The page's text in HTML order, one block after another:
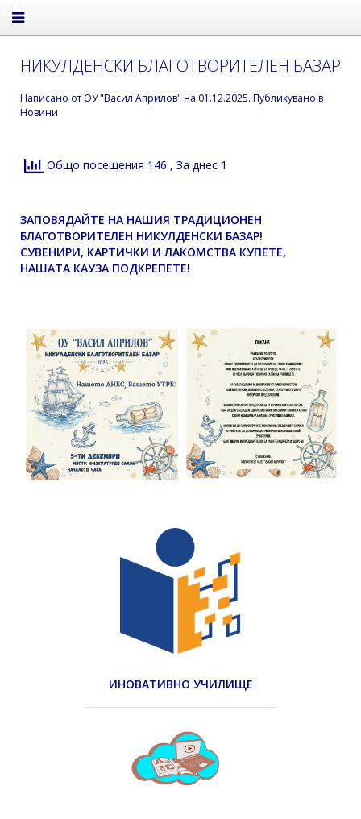
НИКУЛДЕНСКИ БЛАГОТВОРИТЕЛЕН БАЗАР
Написано от ОУ "Васил Априлов" на 01.12.2025. Публикувано в
Новини
Общо посещения 146 , За днес 1
ЗАПОВЯДАЙТЕ НА НАШИЯ ТРАДИЦИОНЕН
БЛАГОТВОРИТЕЛЕН НИКУЛДЕНСКИ БАЗАР!
СУВЕНИРИ, КАРТИЧКИ И ЛАКОМСТВА КУПЕТЕ,
НАШАТА КАУЗА ПОДКРЕПЕТЕ!
ИНОВАТИВНО УЧИЛИЩЕ